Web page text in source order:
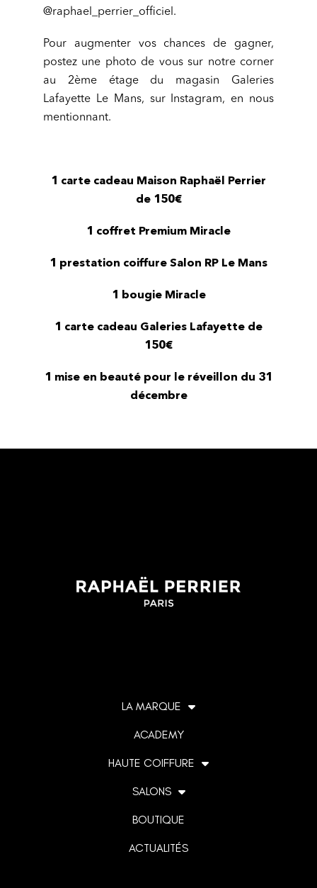
@raphael_perrier_officiel.
Pour augmenter vos chances de gagner,
postez une photo de vous sur notre corner
au 2ème étage du magasin Galeries
Lafayette Le Mans, sur Instagram, en nous
mentionnant.
1 carte cadeau Maison Raphaël Perrier
de 150€
1 coffret Premium Miracle
1 prestation coiffure Salon RP Le Mans
1 bougie Miracle
1 carte cadeau Galeries Lafayette de
150€
1 mise en beauté pour le réveillon du 31
décembre
LA MARQUE
ACADEMY
HAUTE COIFFURE
SALONS
BOUTIQUE
ACTUALITÉS